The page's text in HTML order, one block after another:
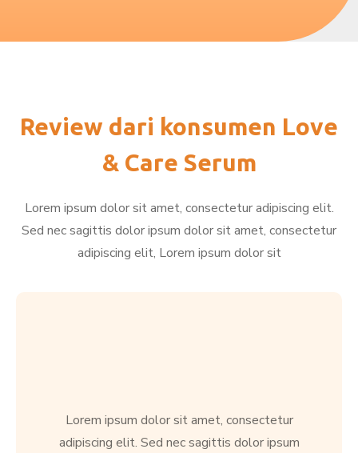
Review dari konsumen Love
& Care Serum
Lorem ipsum dolor sit amet, consectetur adipiscing elit.
Sed nec sagittis dolor ipsum dolor sit amet, consectetur
adipiscing elit, Lorem ipsum dolor sit
Lorem ipsum dolor sit amet, consectetur
adipiscing elit. Sed nec sagittis dolor ipsum